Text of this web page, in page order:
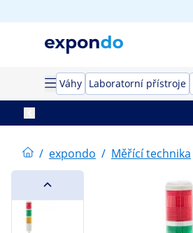
Váhy Laboratorní přístroje
/ expondo / Měřící technika